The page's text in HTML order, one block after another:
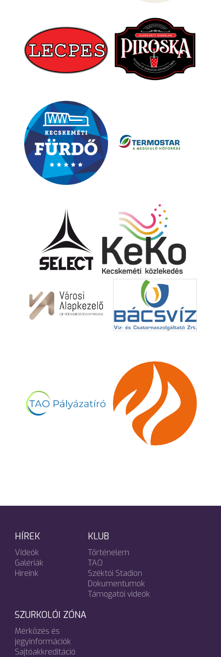
HÍREK
Videók
Galériák
Híreink
KLUB
Történelem
TAO
Széktói Stadion
Dokumentumok
Támogatói videók
SZURKOLÓI ZÓNA
Mérkőzés és
jegyinformációk
Sajtóakkreditáció